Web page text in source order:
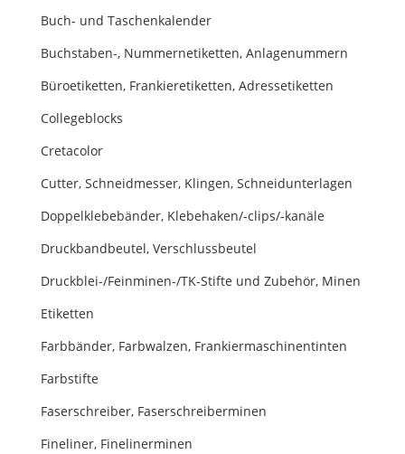
Buch- und Taschenkalender
Buchstaben-, Nummernetiketten, Anlagenummern
Büroetiketten, Frankieretiketten, Adressetiketten
Collegeblocks
Cretacolor
Cutter, Schneidmesser, Klingen, Schneidunterlagen
Doppelklebebänder, Klebehaken/-clips/-kanäle
Druckbandbeutel, Verschlussbeutel
Druckblei-/Feinminen-/TK-Stifte und Zubehör, Minen
Etiketten
Farbbänder, Farbwalzen, Frankiermaschinentinten
Farbstifte
Faserschreiber, Faserschreiberminen
Fineliner, Finelinerminen